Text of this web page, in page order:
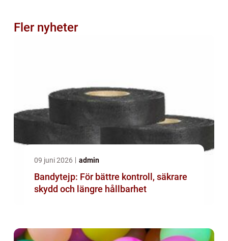
Fler nyheter
09 juni 2026 admin
Bandytejp: För bättre kontroll, säkrare
skydd och längre hållbarhet